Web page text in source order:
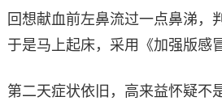
回想献血前左鼻流过一点鼻涕，
于是马上起床，采用《加强版感
第二天症状依旧，高来益怀疑不